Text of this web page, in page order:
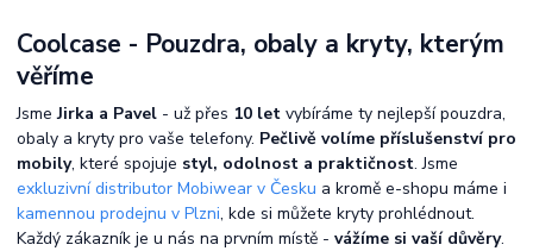
Coolcase - Pouzdra, obaly a kryty, kterým
věříme
JsmeJirka a Pavel - už přes 10 let vybíráme ty nejlepší pouzdra,
obaly a kryty pro vaše telefony. Pečlivě volíme příslušenství pro
mobily, které spojuje styl, odolnost a praktičnost. Jsme
exkluzivní distributor Mobiwear v Česku a kromě e-shopu máme i
kamennou prodejnu v Plzni, kde si můžete kryty prohlédnout.
Každý zákazník je u nás na prvním místě - vážíme si vaší důvěry.